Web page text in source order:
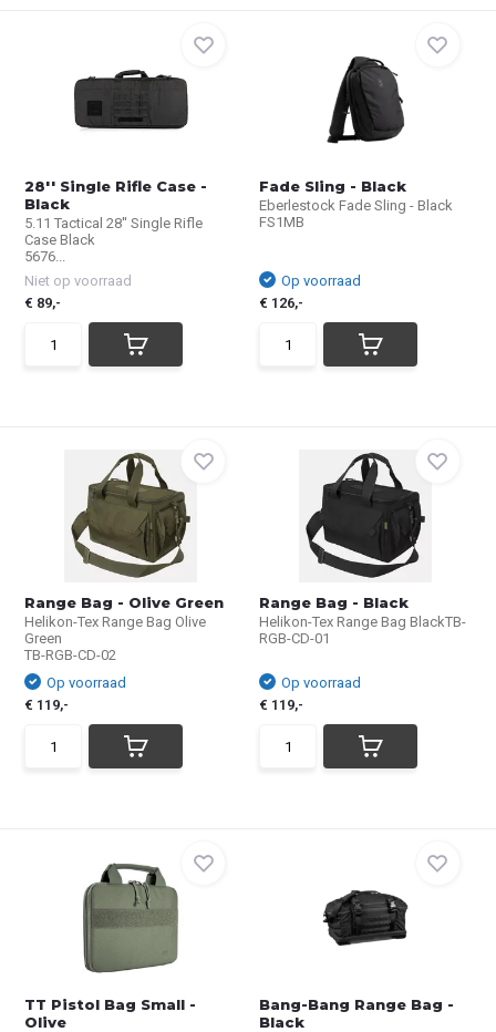
28'' Single Rifle Case -
Black
5.11 Tactical 28'' Single Rifle
Case Black
5676...
Niet op voorraad
€ 89,-
Fade Sling - Black
Eberlestock Fade Sling - Black
FS1MB
Op voorraad
€ 126,-
Range Bag - Olive Green
Helikon-Tex Range Bag Olive
Green
TB-RGB-CD-02
Op voorraad
€ 119,-
Range Bag - Black
Helikon-Tex Range Bag BlackTB-
RGB-CD-01
Op voorraad
€ 119,-
TT Pistol Bag Small -
Olive
Bang-Bang Range Bag -
Black